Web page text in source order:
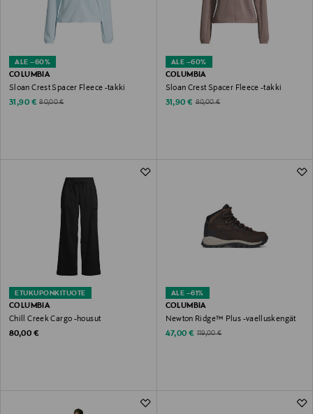
ALE –60%
COLUMBIA
Sloan Crest Spacer Fleece -takki
Discounted Price
31,90 € Original Price
80,00 €
ALE –60%
COLUMBIA
Sloan Crest Spacer Fleece -takki
Discounted Price
31,90 € Original Price
80,00 €
ETUKUPONKITUOTE
COLUMBIA
Chill Creek Cargo -housut
Original Price
80,00 €
ALE –61%
COLUMBIA
Newton Ridge™ Plus -vaelluskengät
Discounted Price
47,00 € Original Price
119,00 €